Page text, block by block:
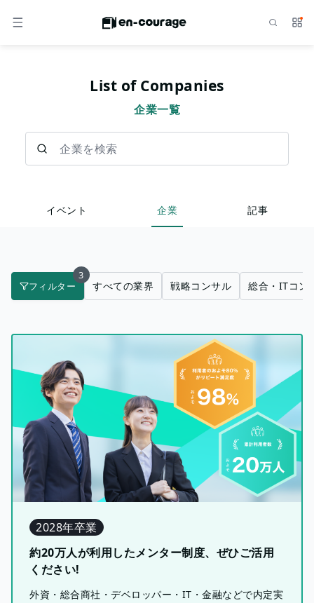
メニュー サ
List of Companies
企業一覧
イベント 企業 記事
フィルター
3
すべての業界 戦略コンサル 総合・ITコン
2028年卒業
約20万人が利用したメンター制度、ぜひご活用
ください!
外資・総合商社・デベロッパー・IT・金融などで内定実